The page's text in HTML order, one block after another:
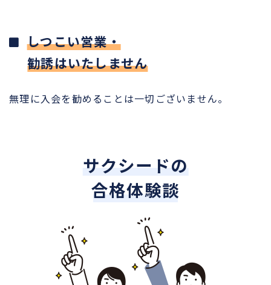
しつこい営業・
勧誘はいたしません
無理に入会を勧めることは一切ございません。
サクシードの
合格体験談